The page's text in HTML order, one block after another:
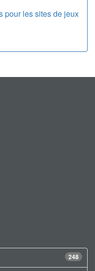
pour les sites de jeux
248